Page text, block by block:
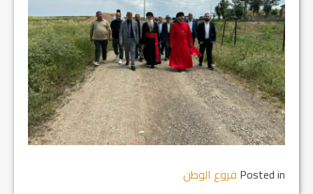
Posted in فروع الوطن